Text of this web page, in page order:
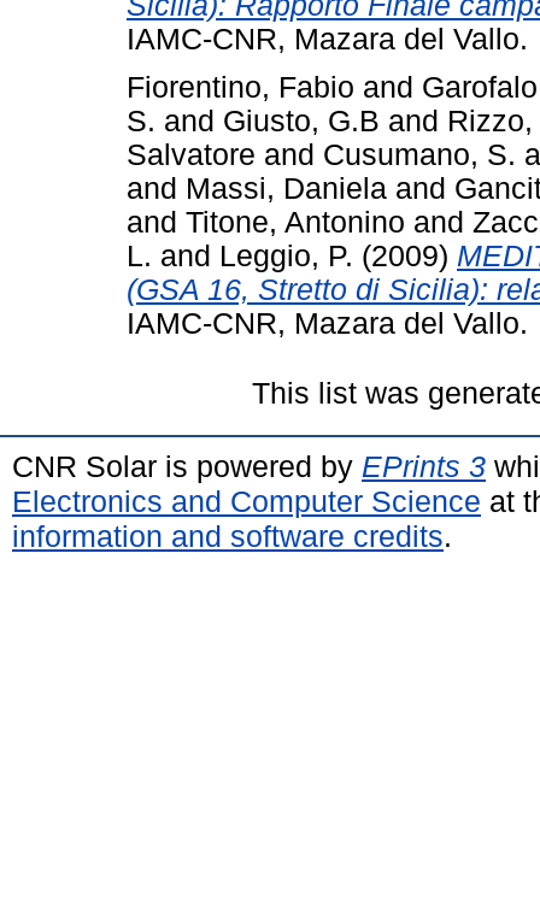
IAMC-CNR, Mazara del Vallo.
Fiorentino, Fabio and
S. and Giusto, G.B and Rizzo,
Salvatore and Cusumano, S.
and Massi, Daniela and
and Titone, Antonino and
L. and Leggio, P. (2009)
(GSA 16, Stretto di Sicilia):
IAMC-CNR, Mazara del Vallo.
This list was
CNR Solar is powered by EPrints 3
Electronics and Computer Science at
information and software credits.